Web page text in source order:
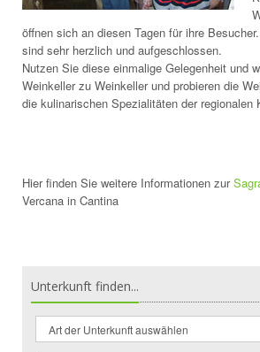
öffnen sich an diesen Tagen für ihre
sind sehr herzlich und aufgeschlossen.
Nutzen Sie diese einmalige Gelegenheit und
Weinkeller zu Weinkeller und probieren die
die kulinarischen Spezialitäten der regionalen
Hier finden Sie weitere Informationen zur
Vercana in Cantina
Unterkunft finden...